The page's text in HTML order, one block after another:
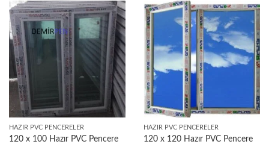
HAZIR PVC PENCERELER
120 x 100 Hazır PVC Pencere
HAZIR PVC PENCERELER
120 x 120 Hazır PVC Pencere